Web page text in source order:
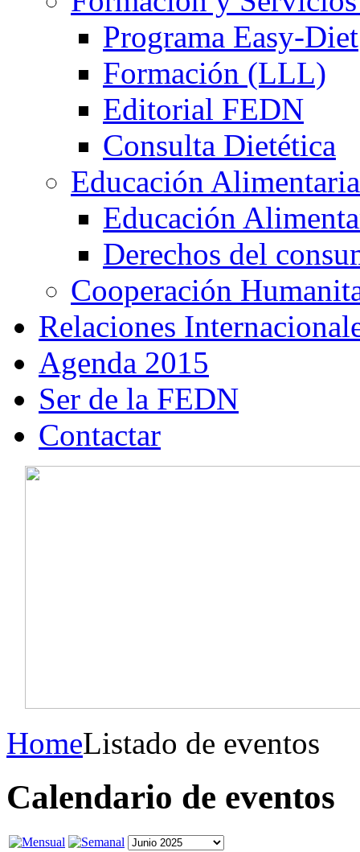
Programa Easy-Diet
Formación (LLL)
Editorial FEDN
Consulta Dietética
Educación Alimentaria
Educación
Derechos del
Cooperación
Relaciones
Agenda 2015
Ser de la FEDN
Contactar
HomeListado de eventos
Calendario de eventos